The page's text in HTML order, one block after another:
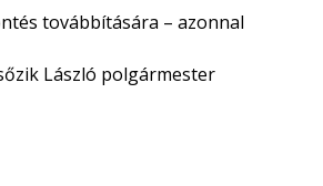
továbbítására – azonnal
László polgármester